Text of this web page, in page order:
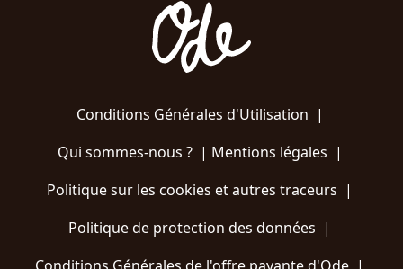
Conditions Générales d'Utilisation |
Qui sommes-nous ?| Mentions légales |
Politique sur les cookies et autres traceurs |
Politique de protection des données |